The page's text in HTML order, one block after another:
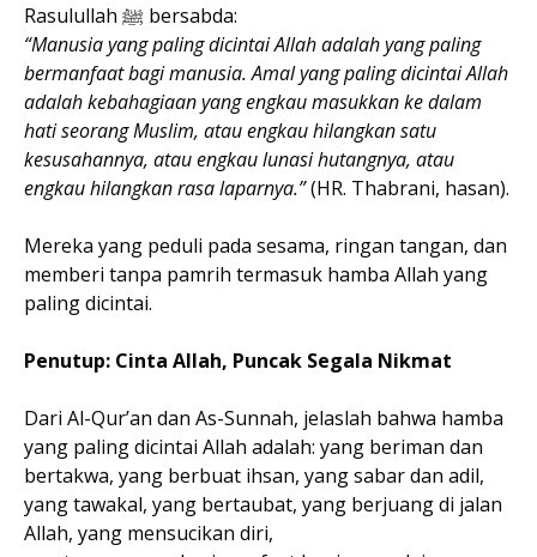
Rasulullah ﷺ bersabda:
“Manusia yang paling dicintai Allah adalah yang paling
bermanfaat bagi manusia. Amal yang paling dicintai Allah
adalah kebahagiaan yang engkau masukkan ke dalam
hati seorang Muslim, atau engkau hilangkan satu
kesusahannya, atau engkau lunasi hutangnya, atau
engkau hilangkan rasa laparnya.”(HR. Thabrani, hasan).
Mereka yang peduli pada sesama, ringan tangan, dan
memberi tanpa pamrih termasuk hamba Allah yang
paling dicintai.
Penutup: Cinta Allah, Puncak Segala Nikmat
Dari Al-Qur’an dan As-Sunnah, jelaslah bahwa hamba
yang paling dicintai Allah adalah: yang beriman dan
bertakwa, yang berbuat ihsan, yang sabar dan adil,
yang tawakal, yang bertaubat, yang berjuang di jalan
Allah, yang mensucikan diri,